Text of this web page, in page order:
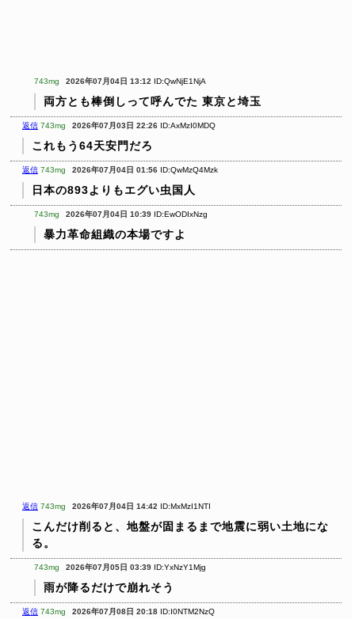
743mg 2026年07月04日 13:12 ID:QwNjE1NjA
両方とも棒倒しって呼んでた 東京と埼玉
返信 743mg 2026年07月03日 22:26 ID:AxMzI0MDQ
これもう64天安門だろ
返信 743mg 2026年07月04日 01:56 ID:QwMzQ4Mzk
日本の893よりもエグい虫国人
743mg 2026年07月04日 10:39 ID:EwODIxNzg
暴力革命組織の本場ですよ
返信 743mg 2026年07月04日 14:42 ID:MxMzI1NTI
こんだけ削ると、地盤が固まるまで地震に弱い土地にな
る。
743mg 2026年07月05日 03:39 ID:YxNzY1Mjg
雨が降るだけで崩れそう
返信 743mg 2026年07月08日 20:18 ID:I0NTM2NzQ